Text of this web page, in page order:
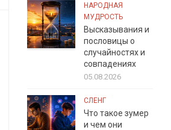
НАРОДНАЯ
МУДРОСТЬ
Высказывания и
пословицы о
случайностях и
совпадениях
05.08.2026
СЛЕНГ
Что такое зумер
и чем они